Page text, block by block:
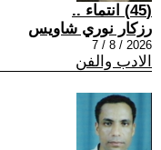
(45) انتماء ..
رزكار نوري شاويس
2026 / 8 / 7
الادب والفن